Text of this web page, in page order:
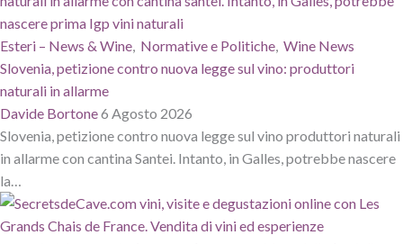
Esteri – News & Wine, Normative e Politiche, Wine News
Slovenia, petizione contro nuova legge sul vino: produttori
naturali in allarme
Davide Bortone6 Agosto 2026
Slovenia, petizione contro nuova legge sul vino produttori naturali
in allarme con cantina Santei. Intanto, in Galles, potrebbe nascere
la…